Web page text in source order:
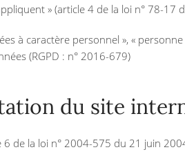
» (article 4 de la loi n° 78-17
à caractère personnel », «
(RGPD : n° 2016-679)
du site
6 de la loi n° 2004-575 du 21 juin